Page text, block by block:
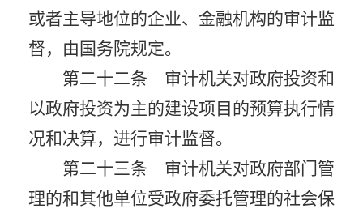
或者主导地位的企业、金融机构的审计监
督，由国务院规定。
第二十二条 审计机关对政府投资和
以政府投资为主的建设项目的预算执行情
况和决算，进行审计监督。
第二十三条 审计机关对政府部门管
理的和其他单位受政府委托管理的社会保